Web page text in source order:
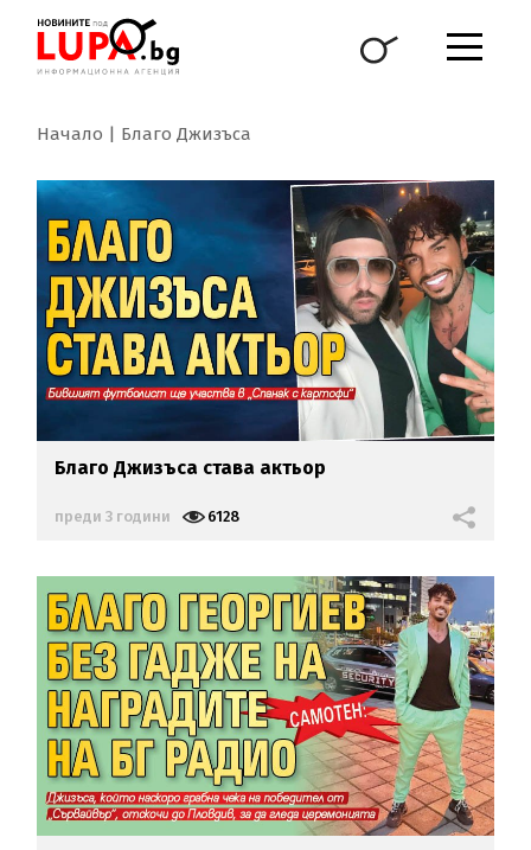
Начало Благо Джизъса
Благо Джизъса става актьор
преди 3 години 6128